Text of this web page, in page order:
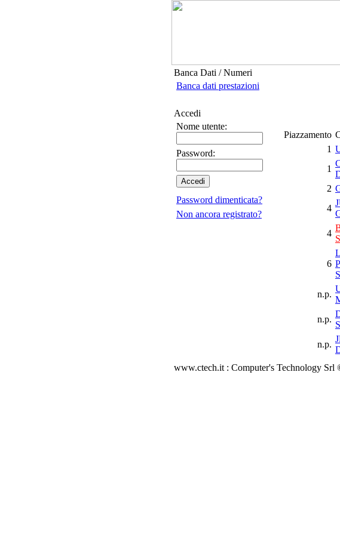
Banca Dati / Numeri
Banca dati prestazioni
Accedi
Nome utente:
Password:
Password dimenticata?
Non ancora registrato?
Piazzamento
1
1
2
4
4
6
n.p.
n.p.
n.p.
www.ctech.it : Computer's Technology Srl